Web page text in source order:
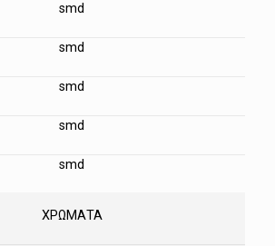
smd
smd
smd
smd
smd
ΧΡΩΜΑΤΑ